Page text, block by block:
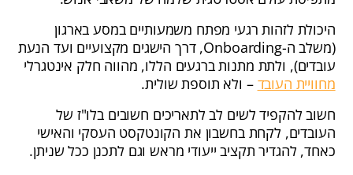
היכולת לזהות רגעי מפתח משמעותיים במסע בארגון
(משלב ה-Onboarding, דרך הישגים מקצועיים ועד הנעת
עובדים), ולתת מתנות ברגעים הללו, מהווה חלק אינטגרלי
מחוויית העובד – ולא תוספת שולית.
חשוב להקפיד לשים לב לתאריכים חשובים בלו"ז של
העובדים, לקחת בחשבון את הקונטקסט העסקי והאישי
כאחד, להגדיר תקציב ייעודי מראש וגם לתכנן ככל שניתן.